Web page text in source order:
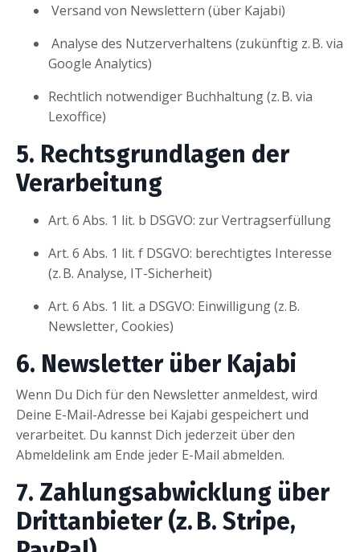
Versand von Newslettern (über Kajabi)
Analyse des Nutzerverhaltens (zukünftig z. B. via
Google Analytics)
Rechtlich notwendiger Buchhaltung (z. B. via
Lexoffice)
5. Rechtsgrundlagen der
Verarbeitung
Art. 6 Abs. 1 lit. b DSGVO: zur Vertragserfüllung
Art. 6 Abs. 1 lit. f DSGVO: berechtigtes Interesse
(z. B. Analyse, IT-Sicherheit)
Art. 6 Abs. 1 lit. a DSGVO: Einwilligung (z. B.
Newsletter, Cookies)
6. Newsletter über Kajabi
Wenn Du Dich für den Newsletter anmeldest, wird
Deine E-Mail-Adresse bei Kajabi gespeichert und
verarbeitet. Du kannst Dich jederzeit über den
Abmeldelink am Ende jeder E-Mail abmelden.
7. Zahlungsabwicklung über
Drittanbieter (z. B. Stripe,